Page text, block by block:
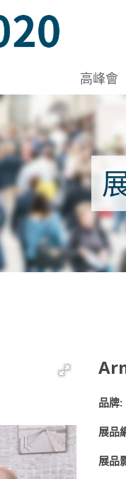
高峰會
品牌:
展品
展品